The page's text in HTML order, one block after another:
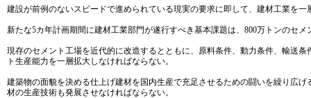
建設が前例のないスピードで進められている現実の要求に即して、建材工業を一
新たな5カ年計画期間に建材工業部門が遂行すべき基本課題は、800万トンのセ
現存のセメント工場を近代的に改造するとともに、原料条件、動力条件、輸送
ト生産能力を一層拡大しなければならない。
建築物の面貌を決める仕上げ建材を国内生産で充足させるための闘いを繰り広
材の生産技術も発展させなければならない。